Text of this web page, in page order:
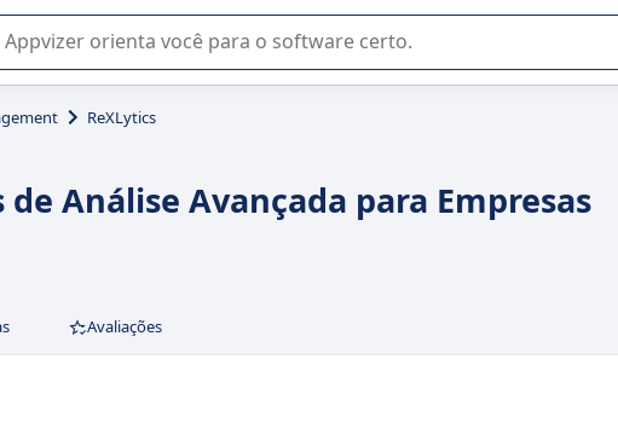
uso ou na seleção de software SaaS para sua empresa.
ReXLytics
de Análise Avançada para Empresas
Avaliações